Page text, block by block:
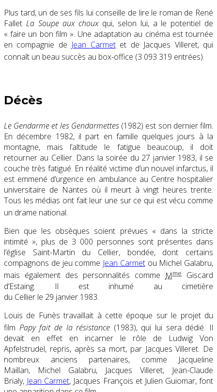
Plus tard, un de ses fils lui conseille de lire le roman de René
Fallet La Soupe aux chouxqui, selon lui, a le potentiel de
« faire un bon film ». Une adaptation au cinéma est tournée
en compagnie de Jean Carmetet de Jacques Villeret, qui
connaît un beau succès au box-office (3 093 319 entrées).
Décès
Le Gendarme et les Gendarmettes(1982) est son dernier film.
En décembre 1982, il part en famille quelques jours à la
montagne, mais l’altitude le fatigue beaucoup, il doit
retourner au Cellier. Dans la soirée du 27 janvier 1983, il se
couche très fatigué. En réalité victime d’un nouvel infarctus, il
est emmené d’urgence en ambulance au Centre hospitalier
universitaire de Nantes où il meurt à vingt heures trente.
Tous les médias ont fait leur une sur ce qui est vécu comme
un drame national.
Bien que les obsèques soient prévues « dans la stricte
intimité », plus de 3 000 personnes sont présentes dans
l’église Saint-Martin du Cellier, bondée, dont certains
compagnons de jeu comme Jean Carmetou Michel Galabru,
mais également des personnalités comme Mme
Giscard
d’Estaing. Il est inhumé au cimetière
du Cellier le 29 janvier 1983.
Louis de Funès travaillait à cette époque sur le projet du
film Papy fait de la résistance (1983), qui lui sera dédié. Il
devait en effet en incarner le rôle de Ludwig Von
Apfelstrudel, repris, après sa mort, par Jacques Villeret. De
nombreux anciens partenaires, comme Jacqueline
Maillan, Michel Galabru, Jacques Villeret, Jean-Claude
Brialy, Jean Carmet, Jacques François et Julien Guiomar, font